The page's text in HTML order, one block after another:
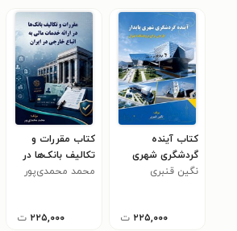
کتاب آینده
گردشگری شهری
پایدار
نگین قنبری
۲۲۵,۰۰۰ ت
کتاب مقررات و
تکالیف بانک‌ها در
ارائه خدمات مالی
محمد محمدی‌پور
۲۲۵,۰۰۰ ت